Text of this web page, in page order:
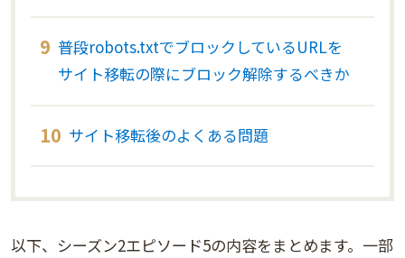
普段robots.txtでブロックしているURLを
サイト移転の際にブロック解除するべきか
サイト移転後のよくある問題
以下、シーズン2エピソード5の内容をまとめます。一部